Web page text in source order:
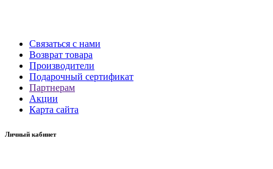
Связаться с нами
Возврат товара
Производители
Подарочный сертификат
Партнерам
Акции
Карта сайта
Личный кабинет